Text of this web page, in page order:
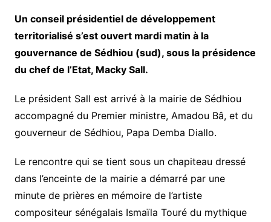
Un conseil présidentiel de développement
territorialisé s’est ouvert mardi matin à la
gouvernance de Sédhiou (sud), sous la présidence
du chef de l’Etat, Macky Sall.
Le président Sall est arrivé à la mairie de Sédhiou
accompagné du Premier ministre, Amadou Bâ, et du
gouverneur de Sédhiou, Papa Demba Diallo.
Le rencontre qui se tient sous un chapiteau dressé
dans l’enceinte de la mairie a démarré par une
minute de prières en mémoire de l’artiste
compositeur sénégalais Ismaïla Touré du mythique